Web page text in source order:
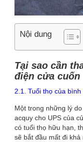
Nội dung
Tại sao cần
điện cửa cuốn
2.1. Tuổi thọ của bình
Một trong những lý
acquy cho UPS của
có tuổi thọ hữu hạn,
sẽ bắt đầu mất đi